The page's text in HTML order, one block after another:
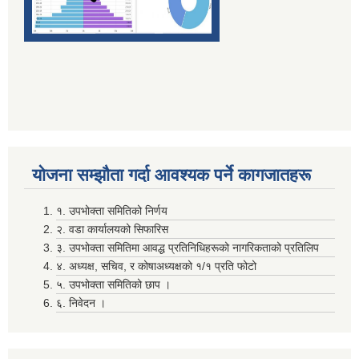
योजना सम्झाैता गर्दा आवश्यक पर्ने कागजातहरू
१. उपभोक्ता समितिको निर्णय
२. वडा कार्यालयको सिफारिस
३. उपभोक्ता समितिमा आवद्ध प्रतिनिधिहरूको नागरिकताको प्रतिलिप
४. अध्यक्ष, सचिव, र कोषाअध्यक्षको १/१ प्रति फोटो
५. उपभोक्ता समितिको छाप ।
६. निवेदन ।